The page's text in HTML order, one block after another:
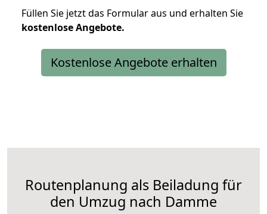
Füllen Sie jetzt das Formular aus und erhalten Sie
kostenloseAngebote.
Kostenlose Angebote erhalten
Routenplanung als Beiladung für
den Umzug nach Damme